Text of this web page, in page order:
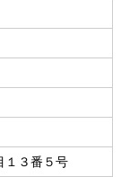
１３番５号